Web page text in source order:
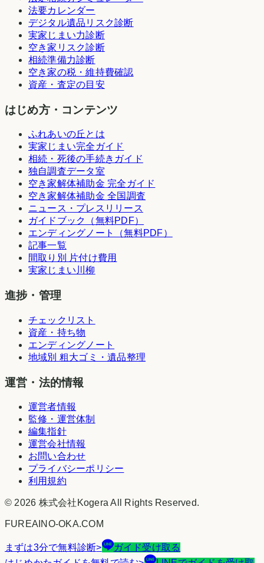
法要カレンダー
デジタル遺品リスク診断
実家じまい力診断
空き家リスク診断
相続準備力診断
空き家の税・維持費確認
資産・査定の目安
はじめ方・コンテンツ
ふれあいの丘とは
実家じまい完全ガイド
相続・死後の手続きガイド
独自調査データ室
空き家解体補助金 完全ガイド
空き家解体補助金 全国調査
ニュース・プレスリリース
ガイドブック（無料PDF）
エンディングノート（無料PDF）
記事一覧
間取り別 片付け費用
実家じまい川柳
進捗・管理
チェックリスト
資産・持ち物
エンディングノート
地域別 粗大ゴミ・遺品整理
運営・法的情報
運営者情報
監修・運営体制
編集指針
運営会社情報
お問い合わせ
プライバシーポリシー
利用規約
© 2026 株式会社Kogera All Rights Reserved.
FUREAINO-OKA.COM
まずは3分で無料診断>
ガイド受け取る